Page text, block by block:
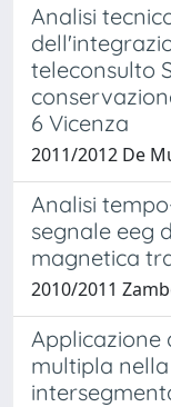
Analisi
teleconsulto
6 Vicenza
2011/2012 De
Analisi
segnale eeg
magnetica
2010/2011
Applicazione
multipla